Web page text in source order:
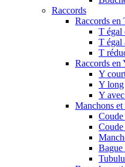
Raccords
Raccords en
T égal
T égal
T
Raccords en
Y
Y long
Y
Manchons et
Coude
Bague